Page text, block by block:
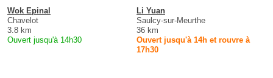
Wok Epinal
Chavelot
3.8 km
Ouvert jusqu'à 14h30
Li Yuan
Saulcy-sur-Meurthe
36 km
Ouvert jusqu'à 14h et rouvre à
17h30